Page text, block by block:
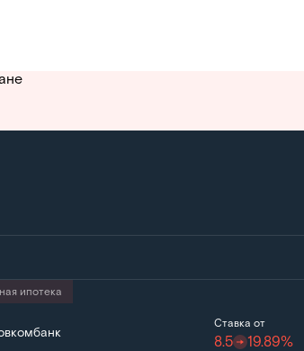
ипотека
Ставка от
8.5 19.89%